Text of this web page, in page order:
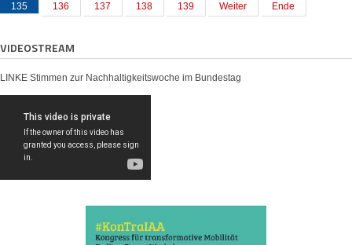
135
136 137 138 139 Weiter Ende
VIDEOSTREAM
LINKE Stimmen zur Nachhaltigkeitswoche im Bundestag